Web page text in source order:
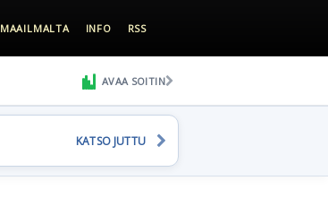
MAAILMALTA INFO RSS
AVAA SOITIN
KATSO JUTTU